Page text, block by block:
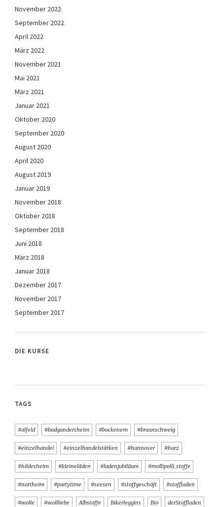
November 2022
September 2022
April 2022
März 2022
November 2021
Mai 2021
März 2021
Januar 2021
Oktober 2020
September 2020
August 2020
April 2020
August 2019
Januar 2019
November 2018
Oktober 2018
September 2018
Juni 2018
März 2018
Januar 2018
Dezember 2017
November 2017
September 2017
DIE KURSE
TAGS
#alfeld #badgandersheim #bockenem #braunschweig
#einzelhandel #einzelhandelstärken #hannover #harz
#hildesheim #kleineläden #ladenjubiläum #mollipolli_stoffe
#northeim #partytime #seesen #stoffgeschäft #stoffladen
#wolle #wollliebe Albstoffe Bikerleggins Bio derStoffladen